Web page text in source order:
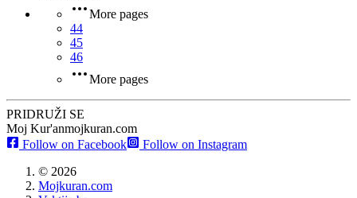
More pages
44
45
46
More pages
PRIDRUŽI SE
Moj Kur'anmojkuran.com
Follow on Facebook
Follow on Instagram
© 2026
Mojkuran.com